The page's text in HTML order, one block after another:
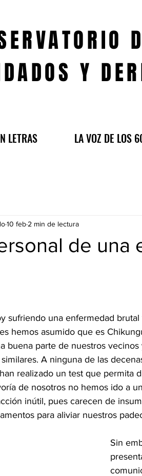
Y
LETRAS LA VOZ DE LOS
de una
10 feb 2 min de lectura
sufriendo una enfermedad
hemos asumido que es
buena parte de nuestros
A ninguna de las
realizado un test que permita
de nosotros no hemos ido a
inútil, pues carecen de
para aliviar nuestros
Sin